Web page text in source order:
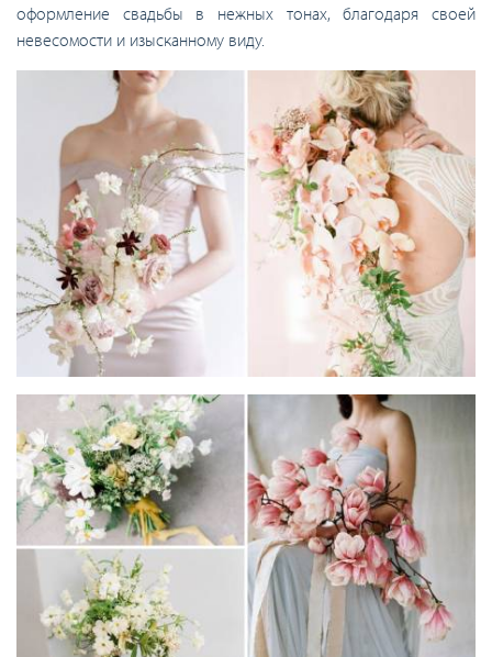
оформление свадьбы в нежных тонах, благодаря своей
невесомости и изысканному виду.